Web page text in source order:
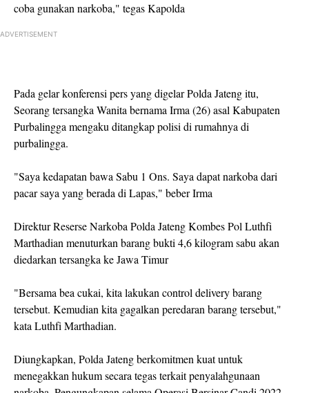
coba gunakan narkoba," tegas Kapolda
ADVERTISEMENT
Pada gelar konferensi pers yang digelar Polda Jateng itu,
Seorang tersangka Wanita bernama Irma (26) asal Kabupaten
Purbalingga mengaku ditangkap polisi di rumahnya di
purbalingga.
"Saya kedapatan bawa Sabu 1 Ons. Saya dapat narkoba dari
pacar saya yang berada di Lapas," beber Irma
Direktur Reserse Narkoba Polda Jateng Kombes Pol Luthfi
Marthadian menuturkan barang bukti 4,6 kilogram sabu akan
diedarkan tersangka ke Jawa Timur
"Bersama bea cukai, kita lakukan control delivery barang
tersebut. Kemudian kita gagalkan peredaran barang tersebut,"
kata Luthfi Marthadian.
Diungkapkan, Polda Jateng berkomitmen kuat untuk
menegakkan hukum secara tegas terkait penyalahgunaan